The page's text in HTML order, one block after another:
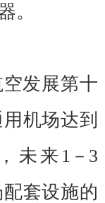
。
发展第十
机场达到
未来1－3
套设施的